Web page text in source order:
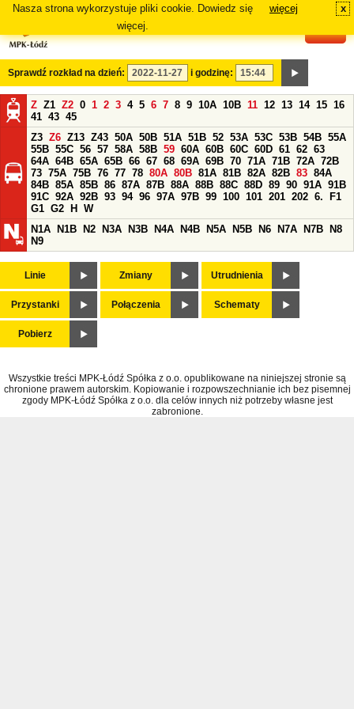
Nasza strona wykorzystuje pliki cookie. Dowiedz się
więcej.
więcej x
Sprawdź rozkład na dzień: i godzinę:
Z Z1 Z2 0 1 2 3 4 5 6 7 8 9 10A 10B 11 12 13 14 15 16
41 43 45
Z3 Z6 Z13 Z43 50A 50B 51A 51B 52 53A 53C 53B 54B 55A
55B 55C 56 57 58A 58B 59 60A 60B 60C 60D 61 62 63
64A 64B 65A 65B 66 67 68 69A 69B 70 71A 71B 72A 72B
73 75A 75B 76 77 78 80A 80B 81A 81B 82A 82B 83 84A
84B 85A 85B 86 87A 87B 88A 88B 88C 88D 89 90 91A 91B
91C 92A 92B 93 94 96 97A 97B 99 100 101 201 202 6.
F1
G1 G2 H
W
N1A
N1B N2 N3A N3B N4A N4B N5A N5B N6 N7A N7B
N8
N9
Linie Zmiany Utrudnienia
Przystanki Połączenia Schematy
Pobierz
Wszystkie treści MPK-Łódź Spółka z o.o. opublikowane na niniejszej stronie są
chronione prawem autorskim. Kopiowanie i rozpowszechnianie ich bez pisemnej
zgody MPK-Łódź Spółka z o.o. dla celów innych niż potrzeby własne jest
zabronione.